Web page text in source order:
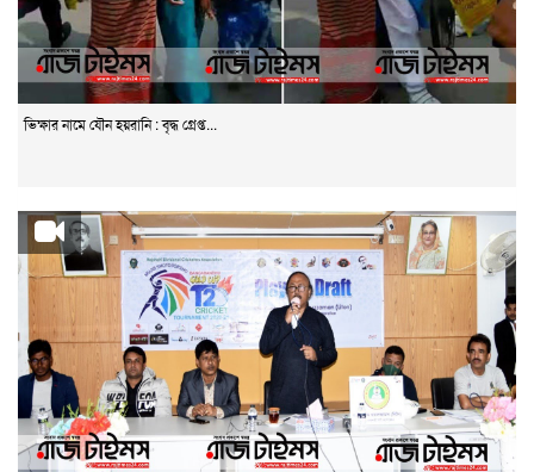
ভিক্ষার নামে যৌন হয়রানি : বৃদ্ধ গ্রেপ্ত...